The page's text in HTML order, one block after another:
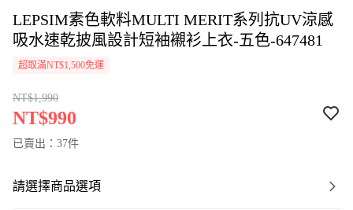
LEPSIM素色軟料MULTI MERIT系列抗UV涼感
吸水速乾披風設計短袖襯衫上衣-五色-647481
超取滿NT$1,500免運
NT$1,990
NT$990
已賣出：37件
請選擇商品選項